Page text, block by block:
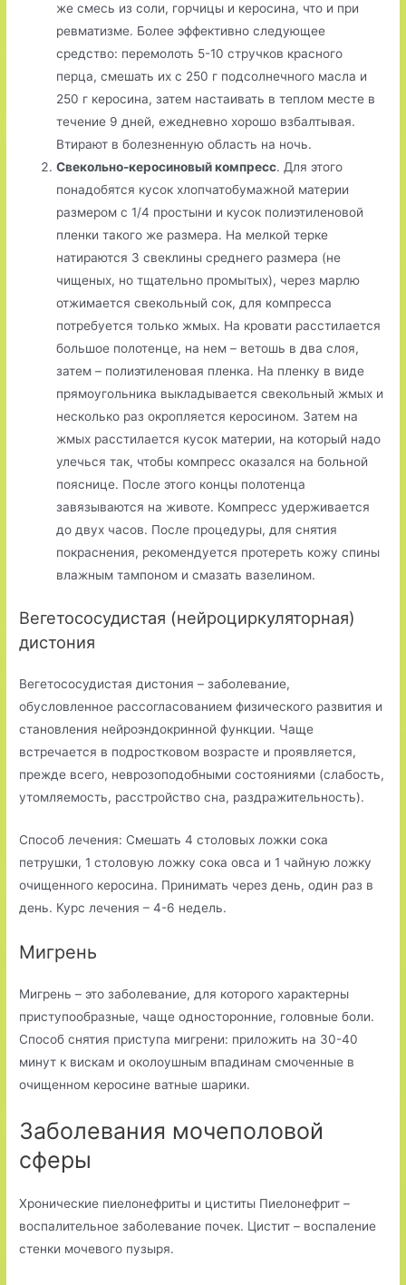
же смесь из соли, горчицы и керосина, что и при
ревматизме. Более эффективно следующее
средство: перемолоть 5-10 стручков красного
перца, смешать их с 250 г подсолнечного масла и
250 г керосина, затем настаивать в теплом месте в
течение 9 дней, ежедневно хорошо взбалтывая.
Втирают в болезненную область на ночь.
Свекольно-керосиновый компресс. Для этого
понадобятся кусок хлопчатобумажной материи
размером с 1/4 простыни и кусок полиэтиленовой
пленки такого же размера. На мелкой терке
натираются 3 свеклины среднего размера (не
чищеных, но тщательно промытых), через марлю
отжимается свекольный сок, для компресса
потребуется только жмых. На кровати расстилается
большое полотенце, на нем – ветошь в два слоя,
затем – полиэтиленовая пленка. На пленку в виде
прямоугольника выкладывается свекольный жмых и
несколько раз окропляется керосином. Затем на
жмых расстилается кусок материи, на который надо
улечься так, чтобы компресс оказался на больной
пояснице. После этого концы полотенца
завязываются на животе. Компресс удерживается
до двух часов. После процедуры, для снятия
покраснения, рекомендуется протереть кожу спины
влажным тампоном и смазать вазелином.
Вегетососудистая (нейроциркуляторная)
дистония
Вегетососудистая дистония – заболевание,
обусловленное рассогласованием физического развития и
становления нейроэндокринной функции. Чаще
встречается в подростковом возрасте и проявляется,
прежде всего, неврозоподобными состояниями (слабость,
утомляемость, расстройство сна, раздражительность).
Способ лечения: Смешать 4 столовых ложки сока
петрушки, 1 столовую ложку сока овса и 1 чайную ложку
очищенного керосина. Принимать через день, один раз в
день. Курс лечения – 4-6 недель.
Мигрень
Мигрень – это заболевание, для которого характерны
приступообразные, чаще односторонние, головные боли.
Способ снятия приступа мигрени: приложить на 30-40
минут к вискам и околоушным впадинам смоченные в
очищенном керосине ватные шарики.
Заболевания мочеполовой
сферы
Хронические пиелонефриты и циститы Пиелонефрит –
воспалительное заболевание почек. Цистит – воспаление
стенки мочевого пузыря.